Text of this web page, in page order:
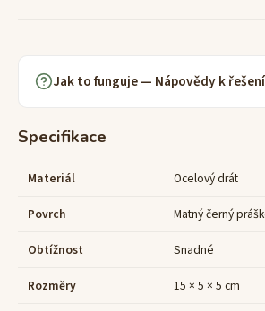
Jak to funguje — Nápovědy k
Specifikace
Materiál Ocelový drát
Povrch Matný černý
Obtížnost Snadné
Rozměry 15 × 5 × 5 cm